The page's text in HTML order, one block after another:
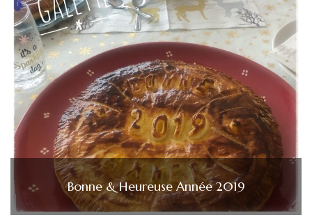
Bonne & Heureuse Année 2019